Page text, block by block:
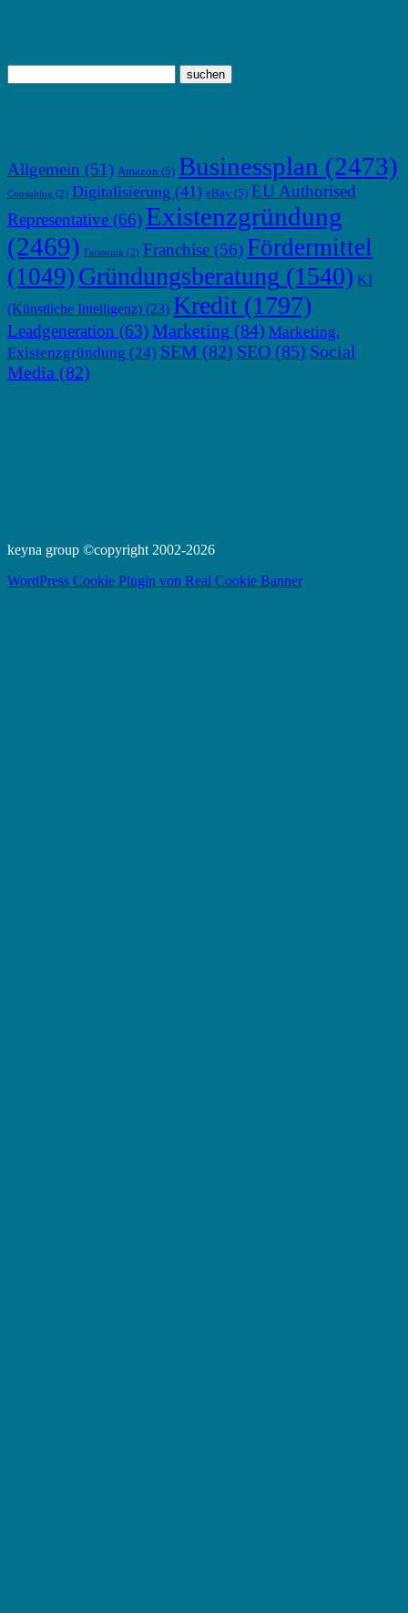
Allgemein (51) Amazon (5) Businessplan (2473)
Consulting (2) Digitalisierung (41) eBay (5) EU Authorised
Representative (66) Existenzgründung
(2469) Factoring (2) Franchise (56) Fördermittel
(1049) Gründungsberatung (1540) KI
(Künstliche Intelligenz) (23) Kredit (1797)
Leadgeneration (63)Marketing (84) Marketing.
Existenzgründung (24) SEM (82) SEO (85) Social
Media (82)
keyna group ©copyright 2002-2026
WordPress Cookie Plugin von Real Cookie Banner